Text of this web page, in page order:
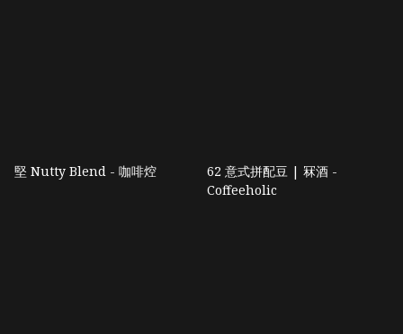
堅 Nutty Blend - 咖啡焢
62 意式拼配豆 | 冧酒 -
Coffeeholic